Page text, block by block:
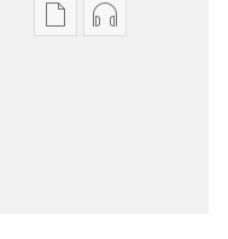
FandikanaFandikana